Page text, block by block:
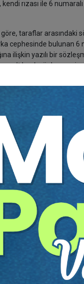
rızası ile 6
taraflar arasındaki
cephesinde bulunan 6
ilişkin yazılı bir
davanın
bölümün tapu
istemine ilişkindir.
ve şeklen bu
gerçek
arsa payı
sonra tapu
ilişkin resmi senet
davacının kendisi
5 numaralı
doğrultusunda
düzenlenen bu resmi